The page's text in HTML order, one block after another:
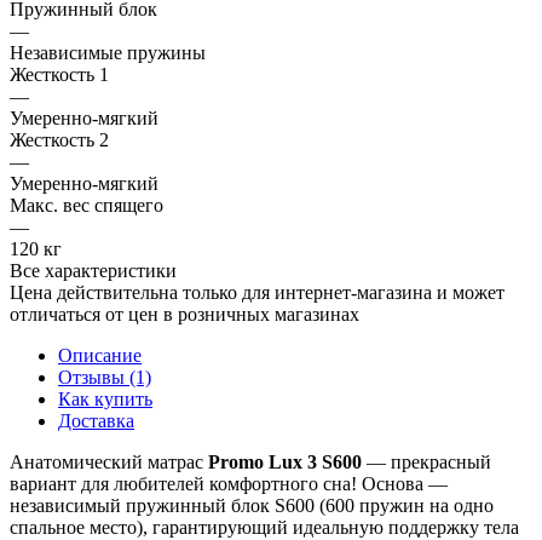
Пружинный блок
—
Независимые пружины
Жесткость 1
—
Умеренно-мягкий
Жесткость 2
—
Умеренно-мягкий
Макс. вес спящего
—
120 кг
Все характеристики
Цена действительна только для интернет-магазина и может
отличаться от цен в розничных магазинах
Описание
Отзывы (1)
Как купить
Доставка
Анатомический матрас Promo Lux 3 S600 — прекрасный
вариант для любителей комфортного сна! Основа —
независимый пружинный блок S600 (600 пружин на одно
спальное место), гарантирующий идеальную поддержку тела